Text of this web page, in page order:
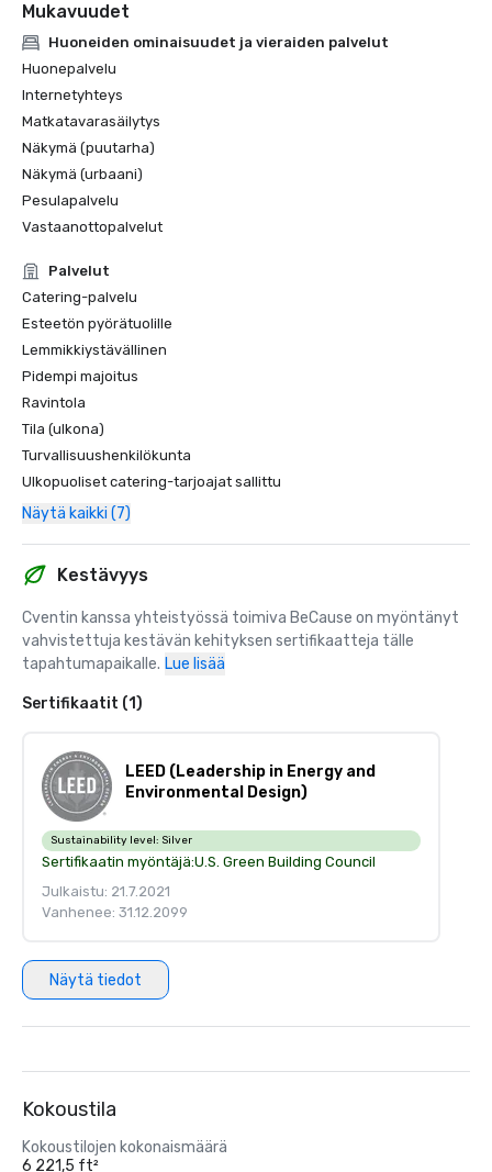
- Paras luksushotelli (kansainvälinen) - Travel+Leisure
Intian paras palkinto
- Sertifioitu kultataso — Green Hotel Award
- Johtajuus energia- ja ympäristösuunnittelussa -
hopeapalkinto (LEED)
Mukavuudet
Huoneiden ominaisuudet ja vieraiden palvelut
Huonepalvelu
Internetyhteys
Matkatavarasäilytys
Näkymä (puutarha)
Näkymä (urbaani)
Pesulapalvelu
Vastaanottopalvelut
Palvelut
Catering-palvelu
Esteetön pyörätuolille
Lemmikkiystävällinen
Pidempi majoitus
Ravintola
Tila (ulkona)
Turvallisuushenkilökunta
Ulkopuoliset catering-tarjoajat sallittu
Näytä kaikki (7)
Kestävyys
Cventin kanssa yhteistyössä toimiva BeCause on myöntänyt
vahvistettuja kestävän kehityksen sertifikaatteja tälle
tapahtumapaikalle. Lue lisää
Sertifikaatit (1)
LEED (Leadership in Energy and
Environmental Design)
Sustainability level: Silver
Sertifikaatin myöntäjä:U.S. Green Building Council
Julkaistu: 21.7.2021
Vanhenee: 31.12.2099
Näytä tiedot
Kokoustila
Kokoustilojen kokonaismäärä
6 221,5 ft²